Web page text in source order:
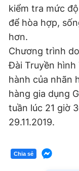
kiểm tra mức
để hòa hợp,
hơn.
Chương trình
Đài Truyền hình
hành của nhãn
hàng gia dụng
tuần lúc 21 giờ
29.11.2019.
Chia sẻ